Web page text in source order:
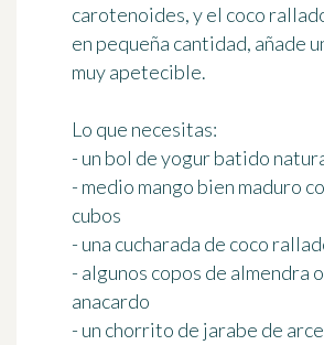
carotenoides, y el coco
en pequeña cantidad, añade
muy apetecible.
Lo que necesitas:
- un bol de yogur batido
- medio mango bien maduro
cubos
- una cucharada de coco
- algunos copos de almendra
anacardo
- un chorrito de jarabe de